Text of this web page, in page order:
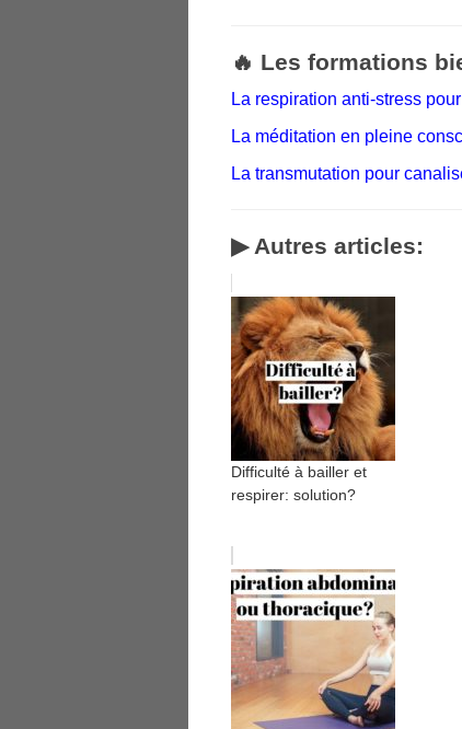
🔥 Les formations
La respiration anti-stress
La méditation en pleine
La transmutation pour
▶ Autres articles:
Difficulté à bailler et
respirer: solution?